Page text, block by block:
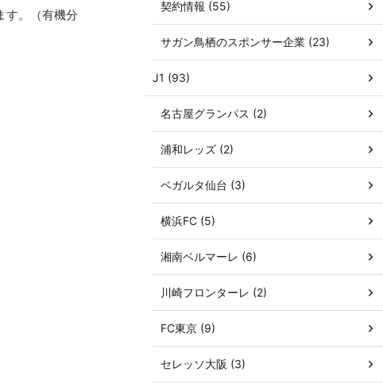
す。（有機分
契約情報 (55)
サガン鳥栖のスポンサー企業 (23)
J1 (93)
名古屋グランパス (2)
浦和レッズ (2)
ベガルタ仙台 (3)
横浜FC (5)
湘南ベルマーレ (6)
川崎フロンターレ (2)
FC東京 (9)
セレッソ大阪 (3)